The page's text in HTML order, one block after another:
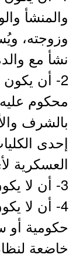
والمنشأ
وزوجته،
نشأ مع
2- أن
محكوم
بالشرف
إحدى
العسكرية
3- أن لا يكون متزوجاً من غير سعودية.
4- أن لا
حكومية أو
خاضعة